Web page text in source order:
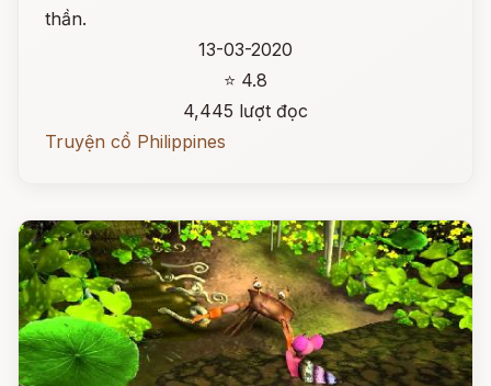
thần.
13-03-2020
⭐ 4.8
4,445 lượt đọc
Truyện cổ Philippines